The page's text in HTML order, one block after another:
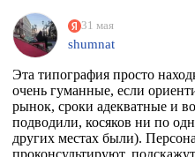
заказа квалифицированно всё
последствии сообщал нам о
т.к. сроки нас поджимали.
31 мая
shumnat
Эта типография просто
очень гуманные, если
рынок, сроки адекватные и
подводили, косяков ни по
других местах были).